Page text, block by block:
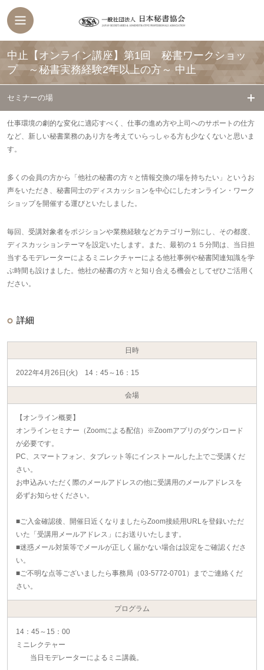
中止【オンライン講座】第1回 秘書ワークショッ
プ ～秘書実務経験2年以上の方～ 中止
セミナーの場
仕事環境の劇的な変化に適応すべく、仕事の進め方や上司へのサポートの仕方
など、新しい秘書業務のあり方を考えていらっしゃる方も少なくないと思いま
す。
多くの会員の方から「他社の秘書の方々と情報交換の場を持ちたい」というお
声をいただき、秘書同士のディスカッションを中心にしたオンライン・ワーク
ショップを開催する運びといたしました。
毎回、受講対象者をポジションや業務経験などカテゴリー別にし、その都度、
ディスカッションテーマを設定いたします。また、最初の１５分間は、当日担
当するモデレーターによるミニレクチャーによる他社事例や秘書関連知識を学
ぶ時間も設けました。他社の秘書の方々と知り合える機会としてぜひご活用く
ださい。
詳細
日時
2022年4月26日(火) 14：45～16：15
会場
【オンライン概要】
オンラインセミナー（Zoomによる配信）※Zoomアプリのダウンロード
が必要です。
PC、スマートフォン、タブレット等にインストールした上でご受講くだ
さい。
お申込みいただく際のメールアドレスの他に受講用のメールアドレスを
必ずお知らせください。
■ご入金確認後、開催日近くなりましたらZoom接続用URLを登録いただ
いた「受講用メールアドレス」にお送りいたします。
■迷惑メール対策等でメールが正しく届かない場合は設定をご確認くださ
い。
■ご不明な点等ございましたら事務局（03-5772-0701）までご連絡くだ
さい。
プログラム
14：45～15：00
ミニレクテャー
当日モデレーターによるミニ講義。